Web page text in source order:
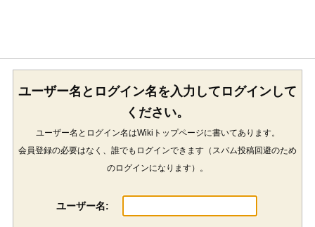
ユーザー名とログイン名を入力してログインして
ください。
ユーザー名とログイン名はWikiトップページに書いてあります。
会員登録の必要はなく、誰でもログインできます（スパム投稿回避のため
のログインになります）。
ユーザー名: